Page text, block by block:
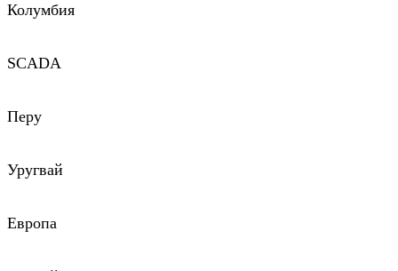
Колумбия
SCADA
Перу
Уругвай
Европа